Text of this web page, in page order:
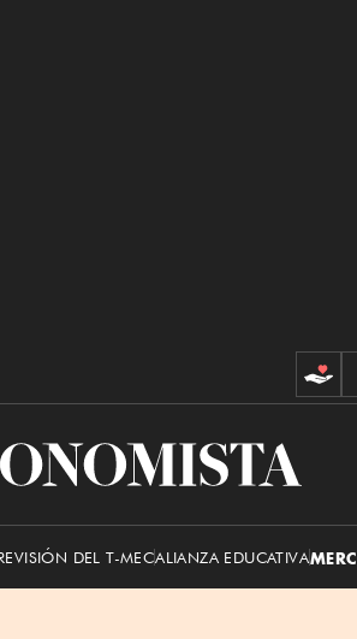
El
DEL T-MECALIANZA EDUCATIVA